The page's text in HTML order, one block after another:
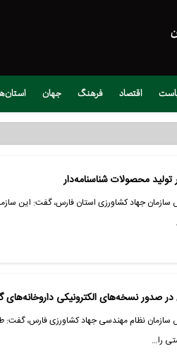
اقتصاد فرهنگ جهان
محصولات شناسنامه‌دار
سازمان جهاد کشاورزی استان فارس، گفت: این
صدور نسخه‌های الکترونیکی داروخانه‌های
سازمان نظام مهندسی جهاد کشاورزی فارس،
را…